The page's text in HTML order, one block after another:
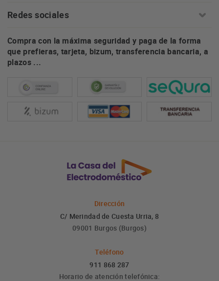
Redes sociales
Compra con la máxima seguridad y paga de la forma
que prefieras, tarjeta, bizum, transferencia bancaria, a
plazos ...
Dirección
C/ Merindad de Cuesta Urria, 8
09001 Burgos (Burgos)
Teléfono
911 868 287
Horario de atención telefónica: